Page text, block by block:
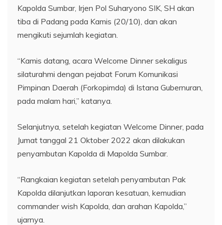
Kapolda Sumbar, Irjen Pol Suharyono SIK, SH akan
tiba di Padang pada Kamis (20/10), dan akan
mengikuti sejumlah kegiatan.
“Kamis datang, acara Welcome Dinner sekaligus
silaturahmi dengan pejabat Forum Komunikasi
Pimpinan Daerah (Forkopimda) di Istana Gubernuran,
pada malam hari,” katanya.
Selanjutnya, setelah kegiatan Welcome Dinner, pada
Jumat tanggal 21 Oktober 2022 akan dilakukan
penyambutan Kapolda di Mapolda Sumbar.
“Rangkaian kegiatan setelah penyambutan Pak
Kapolda dilanjutkan laporan kesatuan, kemudian
commander wish Kapolda, dan arahan Kapolda,”
ujarnya.